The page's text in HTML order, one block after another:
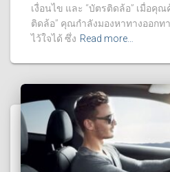
เงื่อนไข และ “บัตรติดล้อ” เมื่อคุ
ติดล้อ” คุณกำลังมองหาทางออกท
ไว้ใจได้ ซึ่ง Read more…